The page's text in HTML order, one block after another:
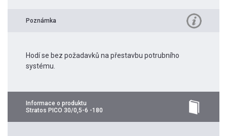
Poznámka
Hodí se bez požadavků na přestavbu potrubního
systému.
Informace o produktu
Stratos PICO 30/0,5-6 -180